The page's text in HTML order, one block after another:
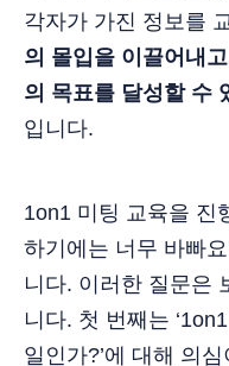
각자가 가진 정보를
의 몰입을 이끌어내
의 목표를 달성할 수
입니다.
1on1 미팅 교육을 진
하기에는 너무 바빠
니다. 이러한 질문은
니다. 첫 번째는
일인가?’에 대해 의